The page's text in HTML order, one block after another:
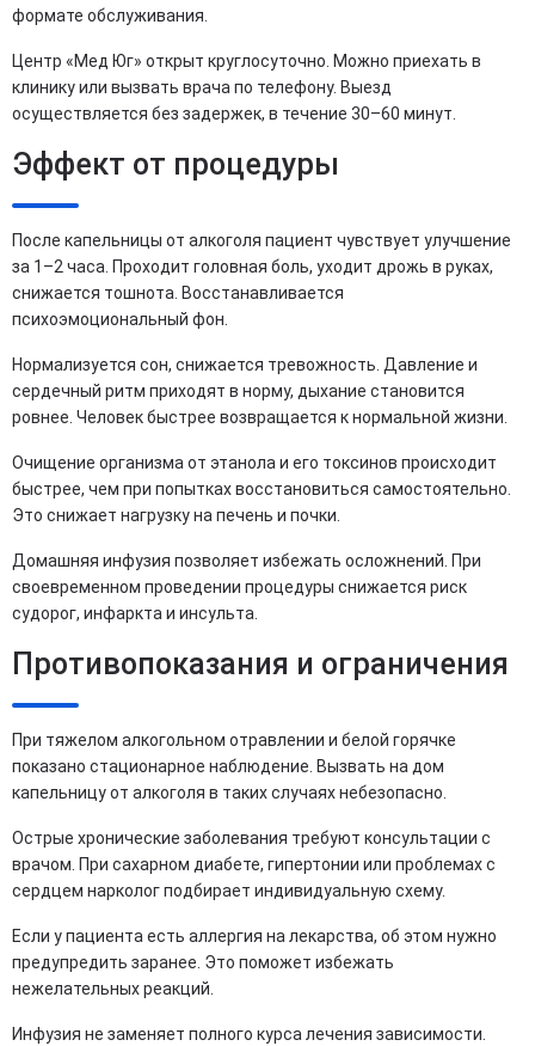
формате обслуживания.
Центр «Мед Юг» открыт круглосуточно. Можно приехать в
клинику или вызвать врача по телефону. Выезд
осуществляется без задержек, в течение 30–60 минут.
Эффект от процедуры
После капельницы от алкоголя пациент чувствует улучшение
за 1–2 часа. Проходит головная боль, уходит дрожь в руках,
снижается тошнота. Восстанавливается
психоэмоциональный фон.
Нормализуется сон, снижается тревожность. Давление и
сердечный ритм приходят в норму, дыхание становится
ровнее. Человек быстрее возвращается к нормальной жизни.
Очищение организма от этанола и его токсинов происходит
быстрее, чем при попытках восстановиться самостоятельно.
Это снижает нагрузку на печень и почки.
Домашняя инфузия позволяет избежать осложнений. При
своевременном проведении процедуры снижается риск
судорог, инфаркта и инсульта.
Противопоказания и ограничения
При тяжелом алкогольном отравлении и белой горячке
показано стационарное наблюдение. Вызвать на дом
капельницу от алкоголя в таких случаях небезопасно.
Острые хронические заболевания требуют консультации с
врачом. При сахарном диабете, гипертонии или проблемах с
сердцем нарколог подбирает индивидуальную схему.
Если у пациента есть аллергия на лекарства, об этом нужно
предупредить заранее. Это поможет избежать
нежелательных реакций.
Инфузия не заменяет полного курса лечения зависимости.